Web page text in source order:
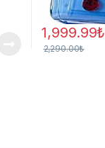
1,999.99₺
2,290.00₺